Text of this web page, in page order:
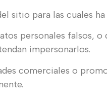
sitio para las cuales
personales falsos, o
impersonarlos.
comerciales o